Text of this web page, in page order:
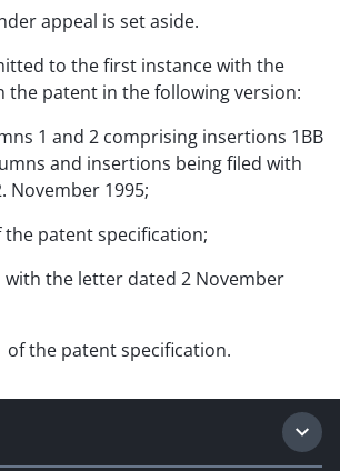
appeal is set aside.
to the first instance with the
the patent in the following version:
1 and 2 comprising insertions 1BB
and insertions being filed with
November 1995;
patent specification;
with the letter dated 2 November
of the patent specification.